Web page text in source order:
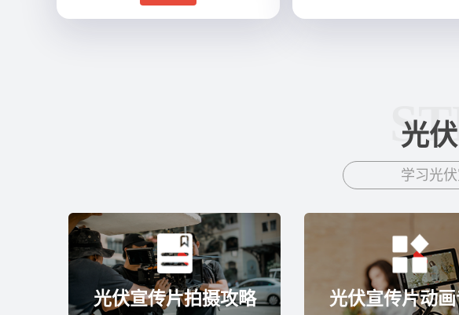
光
学习光
光伏宣传片拍摄攻略 光伏宣传片动